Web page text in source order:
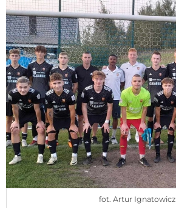
fot. Artur Ignatowicz